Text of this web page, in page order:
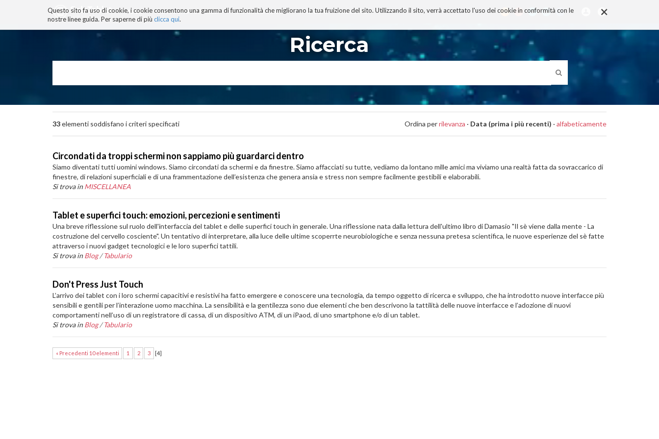
×
Questo sito fa uso di cookie, i cookie consentono una gamma di funzionalità che migliorano la tua fruizione del sito. Utilizzando il sito, verrà accettato l'uso dei cookie in conformità con le
nostre linee guida. Per saperne di più clicca qui.
BLOG TECNOCONSAPEVOLEZZA TECNOBIBLIOGRAFIA I MIEI LIBRI PROGETTO
navigazione
Ricerca
33elementi soddisfano i criteri specificati Ordina perrilevanza · Data (prima i più recenti) · alfabeticamente
Circondati da troppi schermi non sappiamo più guardarci dentro
Siamo diventati tutti uomini windows. Siamo circondati da schermi e da finestre. Siamo affacciati su tutte, vediamo da lontano mille amici ma viviamo una realtà fatta da sovraccarico di
finestre, di relazioni superficiali e di una frammentazione dell’esistenza che genera ansia e stress non sempre facilmente gestibili e elaborabili.
Si trova in MISCELLANEA
Tablet e superfici touch: emozioni, percezioni e sentimenti
Una breve riflessione sul ruolo dell'interfaccia del tablet e delle superfici touch in generale. Una riflessione nata dalla lettura dell'ultimo libro di Damasio "Il sè viene dalla mente - La
costruzione del cervello cosciente". Un tentativo di interpretare, alla luce delle ultime scoperrte neurobiologiche e senza nessuna pretesa scientifica, le nuove esperienze del sè fatte
attraverso i nuovi gadget tecnologici e le loro superfici tattili.
Si trova in Blog /Tabulario
Don't Press Just Touch
L’arrivo dei tablet con i loro schermi capacitivi e resistivi ha fatto emergere e conoscere una tecnologia, da tempo oggetto di ricerca e sviluppo, che ha introdotto nuove interfacce più
sensibili e gentili per l’interazione uomo macchina. La sensibilità e la gentilezza sono due elementi che ben descrivono la tattilità delle nuove interfacce e l’adozione di nuovi
comportamenti nell’uso di un registratore di cassa, di un dispositivo ATM, di un iPaod, di uno smartphone e/o di un tablet.
Si trova in Blog /Tabulario
« Precedenti 10 elementi 1 2 3 [4]